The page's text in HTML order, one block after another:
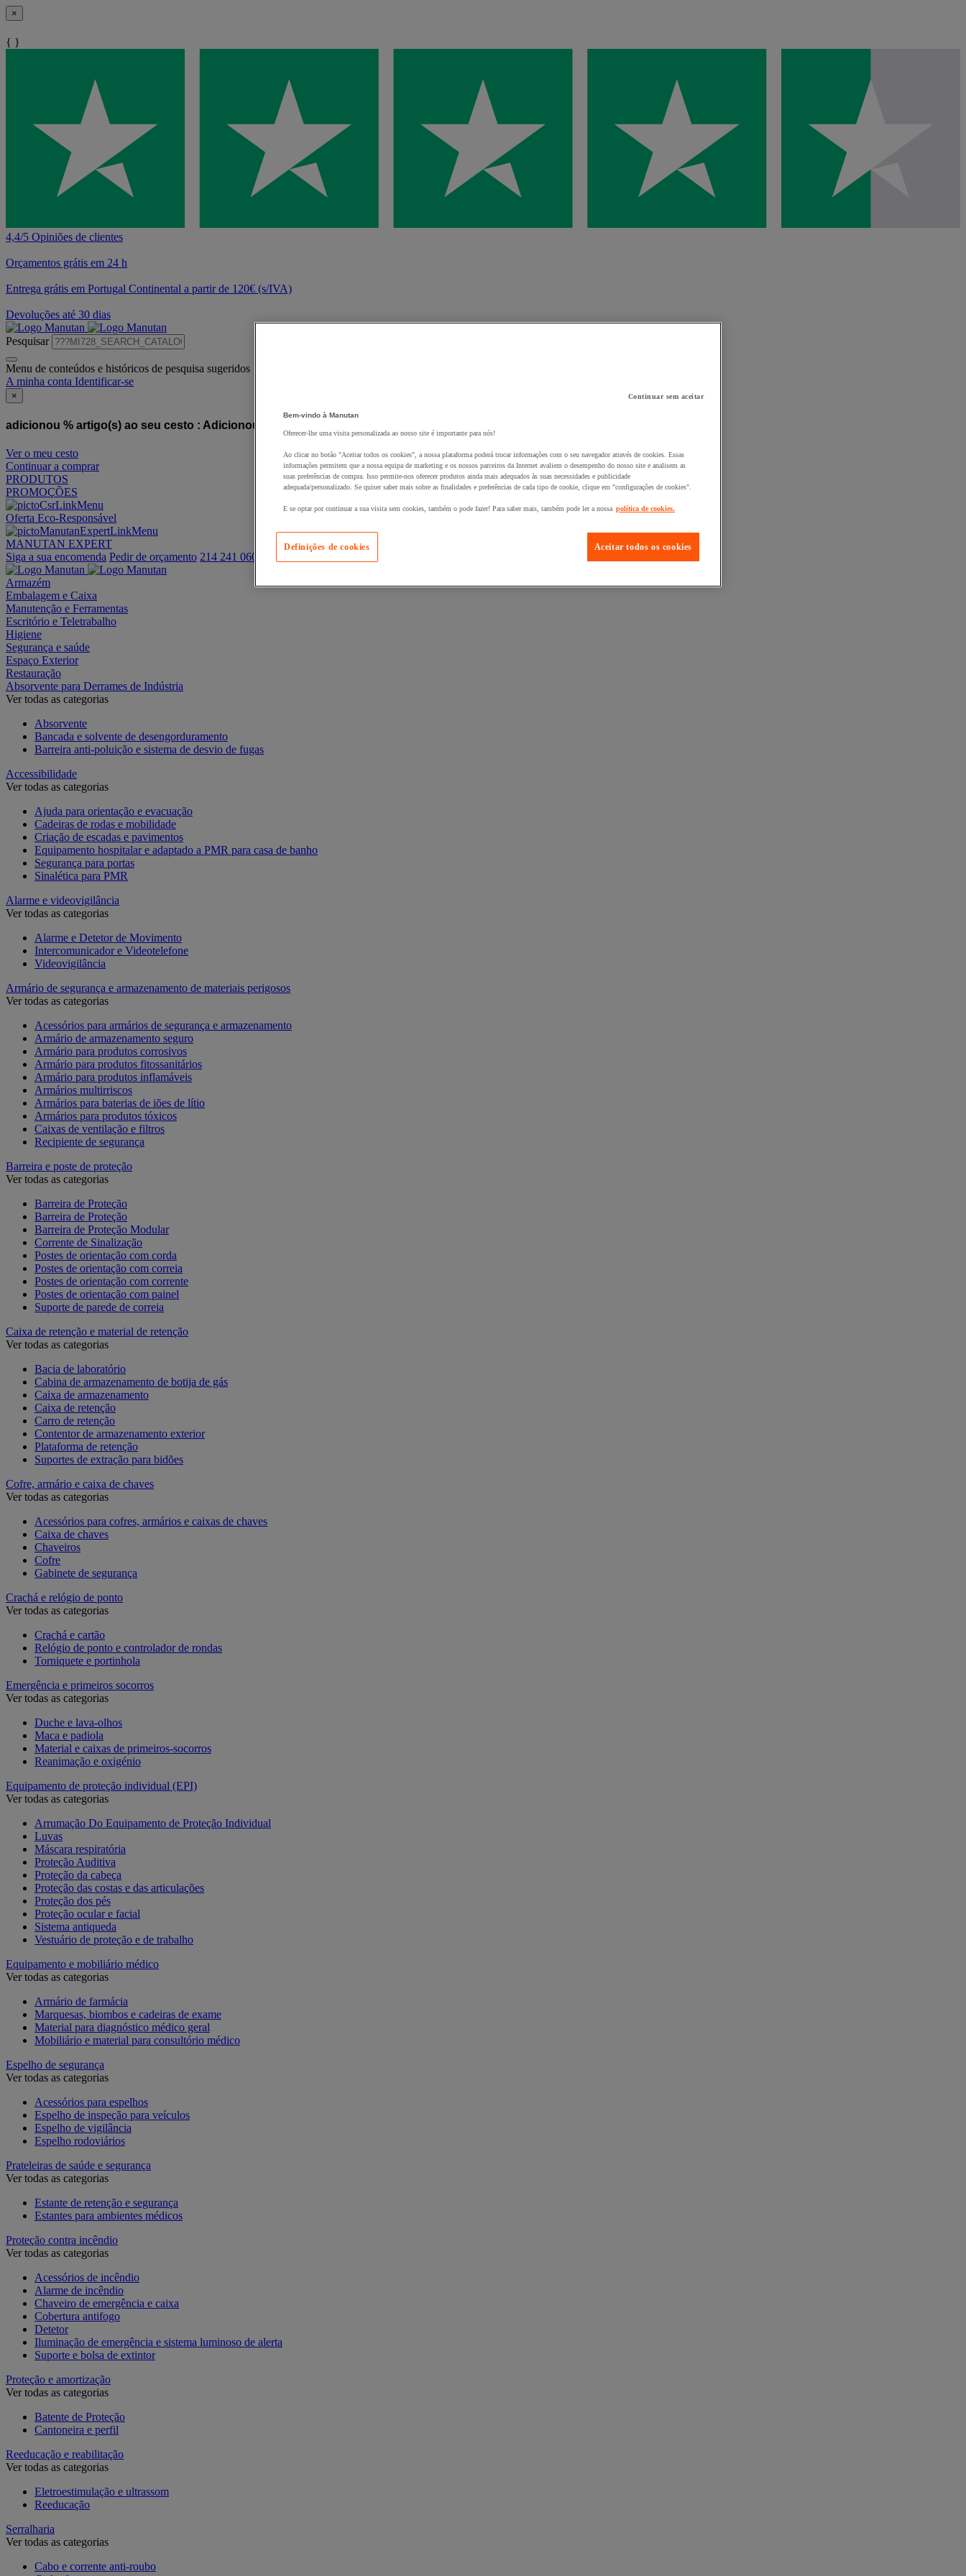
×
{ }
4,4/5 Opiniões de clientes
Orçamentos grátis em 24 h
Entrega grátis em Portugal Continental a partir de 120€ (s/IVA)
Devoluções até 30 dias
Pesquisar
Menu de conteúdos e históricos de pesquisa sugeridos
A minha conta Identificar-se
×
adicionou % artigo(s) ao seu cesto : Adicionou este artigo ao seu cesto :
Ver o meu cesto
Continuar a comprar
PRODUTOS
PROMOÇÕES
Oferta Eco-Responsável
MANUTAN EXPERT
Siga a sua encomenda Pedir de orçamento 214 241 060
Armazém
Embalagem e Caixa
Manutenção e Ferramentas
Escritório e Teletrabalho
Higiene
Segurança e saúde
Espaço Exterior
Restauração
Absorvente para Derrames de Indústria
Ver todas as categorias
Absorvente
Bancada e solvente de desengorduramento
Barreira anti-poluição e sistema de desvio de fugas
Accessibilidade
Ver todas as categorias
Ajuda para orientação e evacuação
Cadeiras de rodas e mobilidade
Criação de escadas e pavimentos
Equipamento hospitalar e adaptado a PMR para casa de banho
Segurança para portas
Sinalética para PMR
Alarme e videovigilância
Ver todas as categorias
Alarme e Detetor de Movimento
Intercomunicador e Videotelefone
Videovigilância
Armário de segurança e armazenamento de materiais perigosos
Ver todas as categorias
Acessórios para armários de segurança e armazenamento
Armário de armazenamento seguro
Armário para produtos corrosivos
Armário para produtos fitossanitários
Armário para produtos inflamáveis
Armários multirriscos
Armários para baterias de iões de lítio
Armários para produtos tóxicos
Caixas de ventilação e filtros
Recipiente de segurança
Barreira e poste de proteção
Ver todas as categorias
Barreira de Proteção
Barreira de Proteção
Barreira de Proteção Modular
Corrente de Sinalização
Postes de orientação com corda
Postes de orientação com correia
Postes de orientação com corrente
Postes de orientação com painel
Suporte de parede de correia
Caixa de retenção e material de retenção
Ver todas as categorias
Bacia de laboratório
Cabina de armazenamento de botija de gás
Caixa de armazenamento
Caixa de retenção
Carro de retenção
Contentor de armazenamento exterior
Plataforma de retenção
Suportes de extração para bidões
Cofre, armário e caixa de chaves
Ver todas as categorias
Acessórios para cofres, armários e caixas de chaves
Caixa de chaves
Chaveiros
Cofre
Gabinete de segurança
Crachá e relógio de ponto
Ver todas as categorias
Crachá e cartão
Relógio de ponto e controlador de rondas
Torniquete e portinhola
Emergência e primeiros socorros
Ver todas as categorias
Duche e lava-olhos
Maca e padiola
Material e caixas de primeiros-socorros
Reanimação e oxigénio
Equipamento de proteção individual (EPI)
Ver todas as categorias
Arrumação Do Equipamento de Proteção Individual
Luvas
Máscara respiratória
Proteção Auditiva
Proteção da cabeça
Proteção das costas e das articulações
Proteção dos pés
Proteção ocular e facial
Sistema antiqueda
Vestuário de proteção e de trabalho
Equipamento e mobiliário médico
Ver todas as categorias
Armário de farmácia
Marquesas, biombos e cadeiras de exame
Material para diagnóstico médico geral
Mobiliário e material para consultório médico
Espelho de segurança
Ver todas as categorias
Acessórios para espelhos
Espelho de inspeção para veículos
Espelho de vigilância
Espelho rodoviários
Prateleiras de saúde e segurança
Ver todas as categorias
Estante de retenção e segurança
Estantes para ambientes médicos
Proteção contra incêndio
Ver todas as categorias
Acessórios de incêndio
Alarme de incêndio
Chaveiro de emergência e caixa
Cobertura antifogo
Detetor
Iluminação de emergência e sistema luminoso de alerta
Suporte e bolsa de extintor
Proteção e amortização
Ver todas as categorias
Batente de Proteção
Cantoneira e perfil
Reeducação e reabilitação
Ver todas as categorias
Eletroestimulação e ultrassom
Reeducação
Serralharia
Ver todas as categorias
Cabo e corrente anti-roubo
Continuar sem aceitar
Bem-vindo à Manutan
Oferecer-lhe uma visita personalizada ao nosso site é importante para nós!
Ao clicar no botão "Aceitar todos os cookies", a nossa plataforma poderá trocar informações com o seu navegador através de cookies. Essas
informações permitem que a nossa equipa de marketing e os nossos parceiros da Internet avaliem o desempenho do nosso site e analisem as
suas preferências de compra. Isso permite-nos oferecer produtos ainda mais adequados às suas necessidades e publicidade
adequada/personalizado. Se quiser saber mais sobre as finalidades e preferências de cada tipo de cookie, clique em "configurações de cookies".
E se optar por continuar a sua visita sem cookies, também o pode fazer! Para saber mais, também pode ler a nossa política de cookies.
Aceitar todos os cookies
Definições de cookies